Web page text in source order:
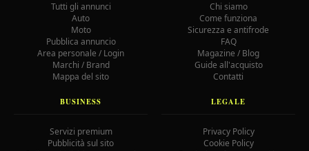
Tutti gli annunci
Auto
Moto
Pubblica annuncio
Area personale / Login
Marchi / Brand
Mappa del sito
Chi siamo
Come funziona
Sicurezza e antifrode
FAQ
Magazine / Blog
Guide all'acquisto
Contatti
BUSINESS
Servizi premium
Pubblicità sul sito
LEGALE
Privacy Policy
Cookie Policy